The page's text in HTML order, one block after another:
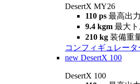
DesertX MY26
110 ps 最高出力
9.4 kgm 最大ト
210 kg 装備重
コンフィギュレータ
new DesertX 100
DesertX 100